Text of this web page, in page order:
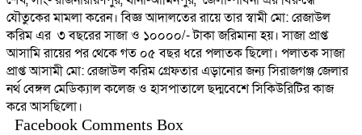
যৌতুকের মামলা করেন। বিজ্ঞ আদালতের রায়ে তার স্বামী মো: রেজাউল
করিম এর ৩ বছরের সাজা ও ১০০০০/- টাকা জরিমানা হয়। সাজা প্রাপ্ত
আসামি রায়ের পর থেকে গত ০৫ বছর ধরে পলাতক ছিলো। পলাতক সাজা
প্রাপ্ত আসামী মো: রেজাউল করিম গ্রেফতার এড়ানোর জন্য সিরাজগঞ্জ জেলার
নর্থ বেঙ্গল মেডিক্যাল কলেজ ও হাসপাতালে ছদ্মবেশে সিকিউরিটির কাজ
করে আসছিলো।
Facebook Comments Box